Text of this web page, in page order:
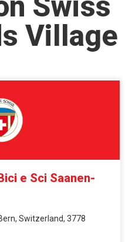
Village
e Sci Saanen-
Switzerland, 3778